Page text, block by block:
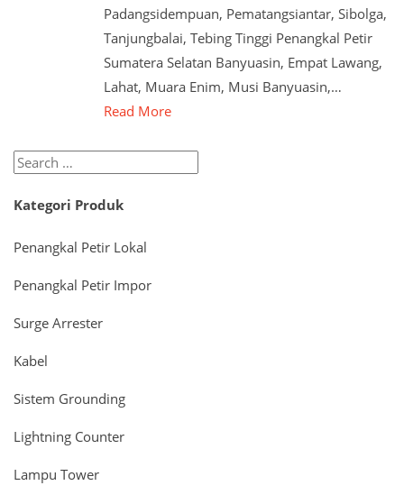
Padangsidempuan, Pematangsiantar, Sibolga,
Tanjungbalai, Tebing Tinggi Penangkal Petir
Sumatera Selatan Banyuasin, Empat Lawang,
Lahat, Muara Enim, Musi Banyuasin,…
Read More
Search
Kategori Produk
Penangkal Petir Lokal
Penangkal Petir Impor
Surge Arrester
Kabel
Sistem Grounding
Lightning Counter
Lampu Tower